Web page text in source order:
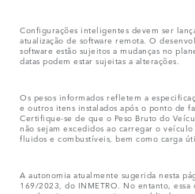
Configurações inteligentes devem ser
atualização de software remota. O
software estão sujeitos a mudanças no
datas podem estar sujeitas a alterações.
Os pesos informados refletem a
e outros itens instalados após o ponto de
Certifique-se de que o Peso Bruto do
não sejam excedidos ao carregar o veículo
fluidos e combustíveis, bem como carga
A autonomia atualmente sugerida nesta
169/2023, do INMETRO. No entanto,